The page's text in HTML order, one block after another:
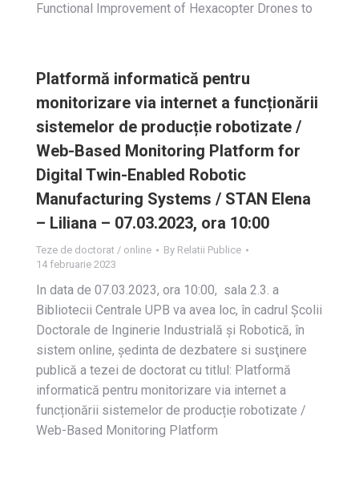
Functional Improvement of Hexacopter Drones to
Platformă informatică pentru
monitorizare via internet a funcționării
sistemelor de producție robotizate /
Web-Based Monitoring Platform for
Digital Twin-Enabled Robotic
Manufacturing Systems / STAN Elena
– Liliana – 07.03.2023, ora 10:00
Teze de doctorat / online By Relatii Publice
14 februarie 2023
In data de 07.03.2023, ora 10:00, sala 2.3. a
Bibliotecii Centrale UPB va avea loc, în cadrul Școlii
Doctorale de Inginerie Industrială și Robotică, în
sistem online, ședinta de dezbatere si susţinere
publică a tezei de doctorat cu titlul: Platformă
informatică pentru monitorizare via internet a
funcționării sistemelor de producție robotizate /
Web-Based Monitoring Platform